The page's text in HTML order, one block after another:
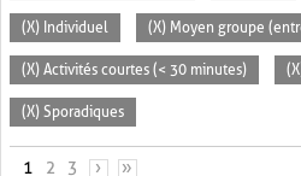
(X) Individuel (X) Moyen groupe
(X) Activités courtes (< 30 minutes)
(X) Sporadiques
PAGES
1 2 3 › »